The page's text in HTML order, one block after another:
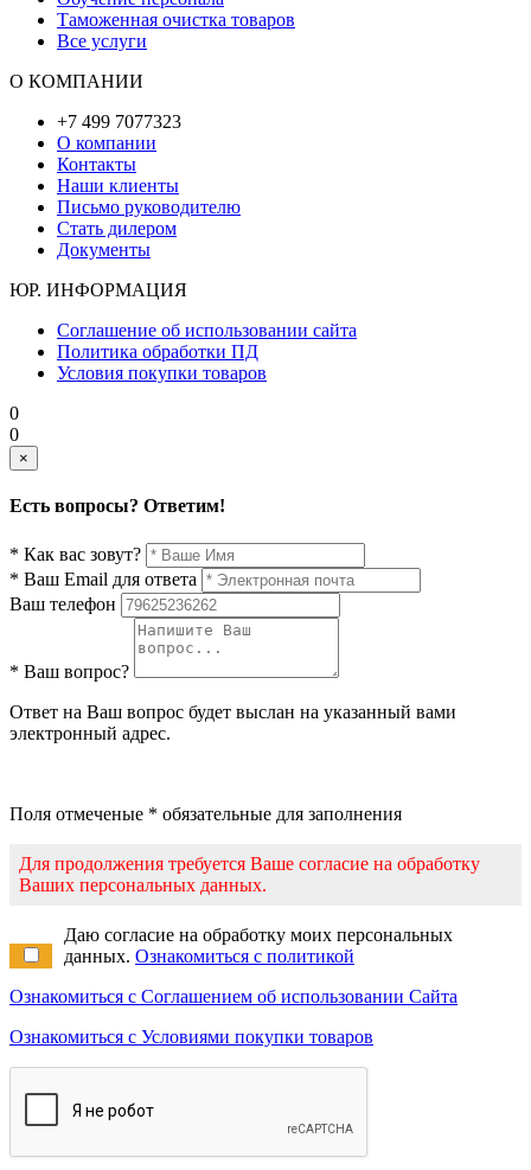
Таможенная очистка товаров
Все услуги
О КОМПАНИИ
+7 499 7077323
О компании
Контакты
Наши клиенты
Письмо руководителю
Стать дилером
Документы
ЮР. ИНФОРМАЦИЯ
Соглашение об использовании сайта
Политика обработки ПД
Условия покупки товаров
0
0
×
Есть вопросы? Ответим!
* Как вас зовут?
* Ваш Email для ответа
Ваш телефон
* Ваш вопрос?
Ответ на Ваш вопрос будет выслан на указанный вами
электронный адрес.
Поля отмеченые * обязательные для заполнения
Для продолжения требуется Ваше согласие на обработку
Ваших персональных данных.
Даю согласие на обработку моих персональных
данных. Ознакомиться с политикой
Ознакомиться с Соглашением об использовании Сайта
Ознакомиться с Условиями покупки товаров